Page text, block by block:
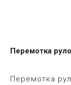
Перемотка
Перемотка